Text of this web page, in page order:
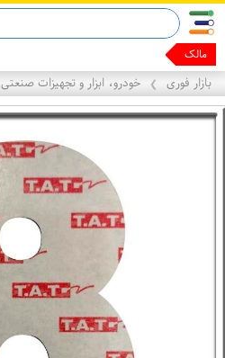
مالک یک فروشگ
بازار فوری ❯ خودرو، ابزار و تجهیزات صنعتی